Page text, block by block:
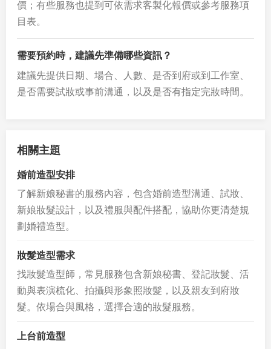
價；有些服務也提到可依需求客製化報價或參考服務項
目表。
需要預約時，建議先準備哪些資訊？
建議先提供日期、場合、人數、是否到府或到工作室、
是否需要試妝或事前溝通，以及是否有指定完妝時間。
相關主題
婚前造型安排
了解新娘秘書的服務內容，包含婚前造型溝通、試妝、
新娘妝髮設計，以及禮服與配件搭配，協助你更清楚規
劃婚禮造型。
妝髮造型需求
找妝髮造型師，常見服務包含新娘秘書、登記妝髮、活
動與表演梳化、拍攝與形象照妝髮，以及親友到府妝
髮。依場合與風格，選擇合適的妝髮服務。
上台前造型